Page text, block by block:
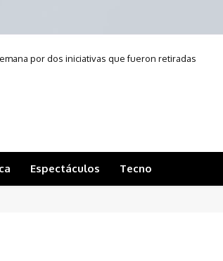
por dos iniciativas que fueron retiradas
Espectáculos Tecno